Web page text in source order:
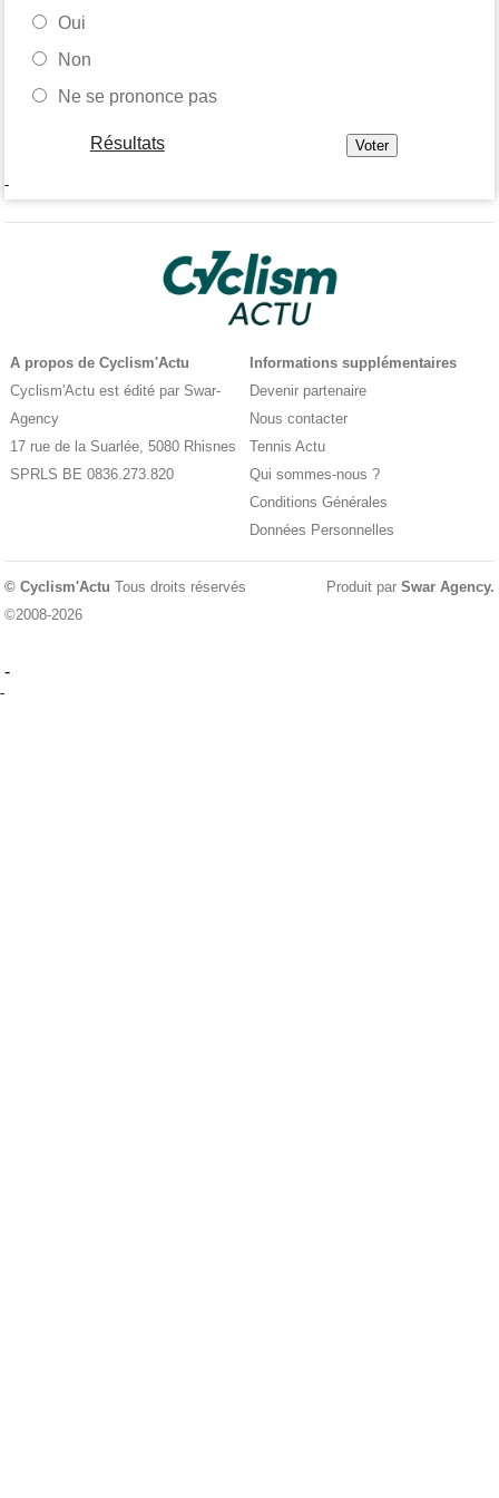
Oui
Non
Ne se prononce pas
Résultats
-
A propos de Cyclism'Actu
Cyclism'Actu est édité par Swar-
Agency
17 rue de la Suarlée, 5080 Rhisnes
SPRLS BE 0836.273.820
Informations supplémentaires
Devenir partenaire
Nous contacter
Tennis Actu
Qui sommes-nous ?
Conditions Générales
Données Personnelles
© Cyclism'Actu Tous droits réservés
©2008-2026
Produit par Swar Agency.
-
-